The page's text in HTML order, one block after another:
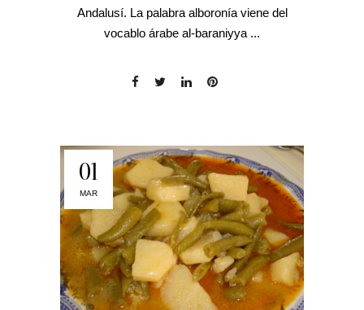
Andalusí. La palabra alboronía viene del
vocablo árabe al-baraniyya ...
01
MAR